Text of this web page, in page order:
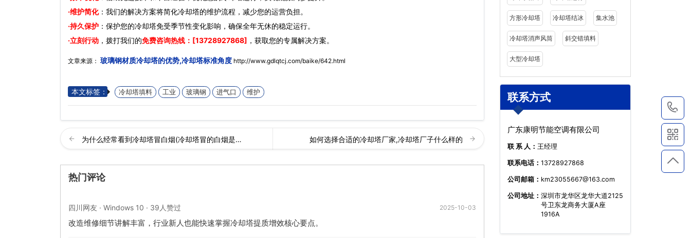
·维护简化：我们的解决方案将简化冷却塔的维护流程，减少您的运营负担。
·持久保护 ：保护您的冷却塔免受季节性变化影响，确保全年无休的稳定运行。
·立刻行动 ，拨打我们的免费咨询热线：[13728927868] ，获取您的专属解决方案。
文章来源： 玻璃钢材质冷却塔的优势,冷却塔标准角度 http://www.gdlqtcj.com/baike/642.html
本文标签： 冷却塔填料 工业 玻璃钢 进气口 维护
为什么经常看到冷却塔冒白烟(冷却塔冒的白烟是… 如何选择合适的冷却塔厂家,冷却塔厂子什么样的
热门评论
四川网友 · Windows 10 · 39人赞过 2025-10-03
改造维修细节讲解丰富，行业新人也能快速掌握冷却塔提质增效核心要点。
方形冷却塔 冷却塔结冰 集水池
冷却塔消声风筒 斜交错填料
大型冷却塔
联系方式
广东康明节能空调有限公司
联 系 人： 王经理
联系电话： 13728927868
公司邮箱： km23055667@163.com
公司地址： 深圳市龙华区龙华大道2125
号卫东龙商务大厦A座
1916A